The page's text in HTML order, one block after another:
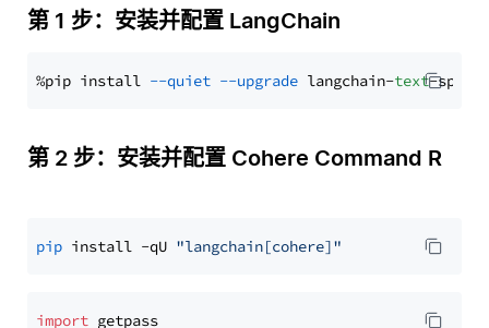
第 1 步：安装并配置 LangChain
%pip install --quiet --upgrade langchain-text
第 2 步：安装并配置 Cohere Command R
pip install -qU "langchain[cohere]"
import